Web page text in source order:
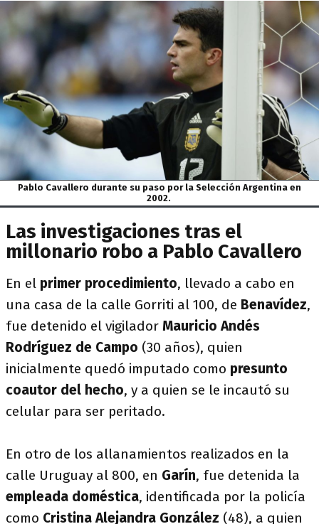
Pablo Cavallero durante su paso por la Selección Argentina en
2002.
Las investigaciones tras el
millonario robo a Pablo Cavallero
En el primer procedimiento, llevado a cabo en
una casa de la calle Gorriti al 100, de Benavídez,
fue detenido el vigilador Mauricio Andés
Rodríguez de Campo (30 años), quien
inicialmente quedó imputado como presunto
coautor del hecho, y a quien se le incautó su
celular para ser peritado.
En otro de los allanamientos realizados en la
calle Uruguay al 800, en Garín, fue detenida la
empleada doméstica, identificada por la policía
como Cristina Alejandra González (48), a quien